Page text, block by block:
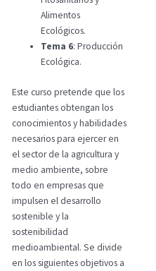
Alimentos
Ecológicos.
Tema 6: Producción
Ecológica.
Este curso pretende que los
estudiantes obtengan los
conocimientos y habilidades
necesarios para ejercer en
el sector de la agricultura y
medio ambiente, sobre
todo en empresas que
impulsen el desarrollo
sostenible y la
sostenibilidad
medioambiental. Se divide
en los siguientes objetivos a